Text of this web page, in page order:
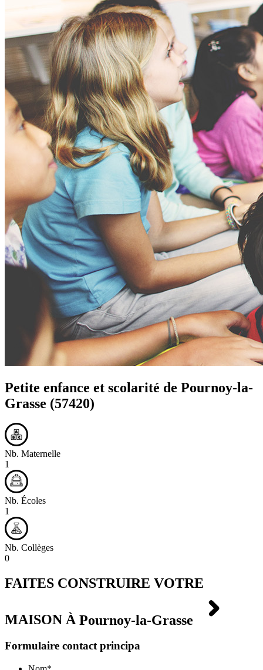
Petite enfance et scolarité de Pournoy-la-
Grasse (57420)
Nb. Maternelle
1
Nb. Écoles
1
Nb. Collèges
0
FAITES CONSTRUIRE VOTRE
MAISON À Pournoy-la-Grasse
Formulaire contact principa